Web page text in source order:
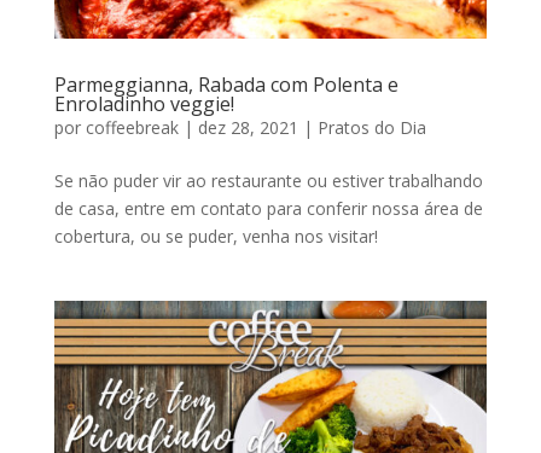
Parmeggianna, Rabada com Polenta e
Enroladinho veggie!
por coffeebreak| dez 28, 2021 | Pratos do Dia
Se não puder vir ao restaurante ou estiver trabalhando
de casa, entre em contato para conferir nossa área de
cobertura, ou se puder, venha nos visitar!